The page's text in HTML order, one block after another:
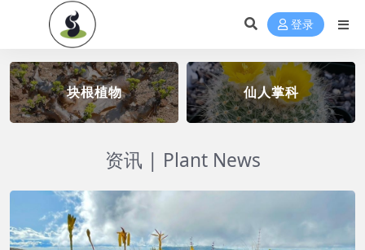
登录
块根植物 仙人掌科
资讯 | Plant News